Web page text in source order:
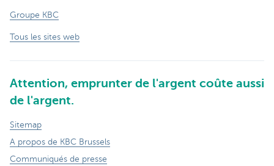
Groupe KBC
Tous les sites web
Attention, emprunter de l'argent coûte aussi
de l'argent.
Sitemap
A propos de KBC Brussels
Communiqués de presse